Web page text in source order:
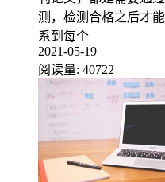
测，检测合格之后才
系到每个
2021-05-19
阅读量: 40722